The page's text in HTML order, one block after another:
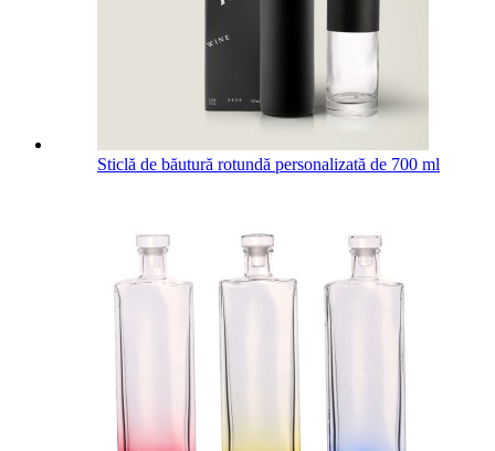
Sticlă de băutură rotundă personalizată de 700 ml